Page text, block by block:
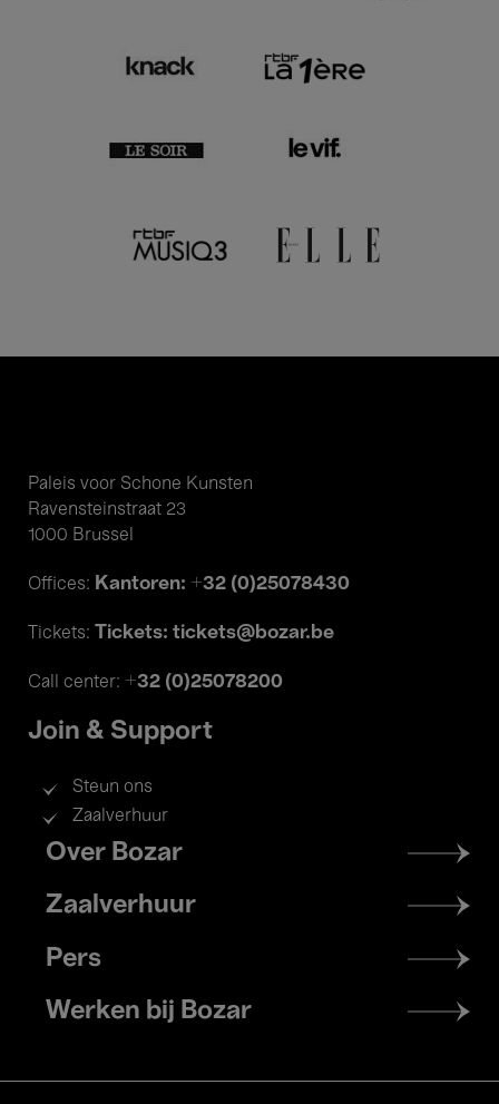
Paleis voor Schone Kunsten
Ravensteinstraat 23
1000 Brussel
Offices: Kantoren: +32 (0)25078430
Tickets: Tickets: tickets@bozar.be
Call center: +32 (0)25078200
Join & Support
Steun ons
Zaalverhuur
Footer
menu
Over Bozar
Zaalverhuur
Pers
Werken bij Bozar